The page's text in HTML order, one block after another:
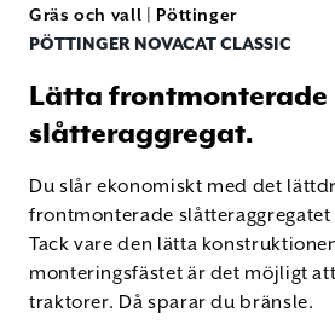
Gräs och vall
Pöttinger
PÖTTINGER NOVACAT CLASSIC
Lätta frontmonterade
slåtteraggregat.
Du slår ekonomiskt med det
frontmonterade slåtteraggregatet
Tack vare den lätta
monteringsfästet är det möjligt
traktorer. Då sparar du bränsle.